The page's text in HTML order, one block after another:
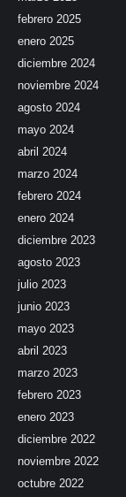
febrero 2025
enero 2025
diciembre 2024
noviembre 2024
agosto 2024
mayo 2024
abril 2024
marzo 2024
febrero 2024
enero 2024
diciembre 2023
agosto 2023
julio 2023
junio 2023
mayo 2023
abril 2023
marzo 2023
febrero 2023
enero 2023
diciembre 2022
noviembre 2022
octubre 2022